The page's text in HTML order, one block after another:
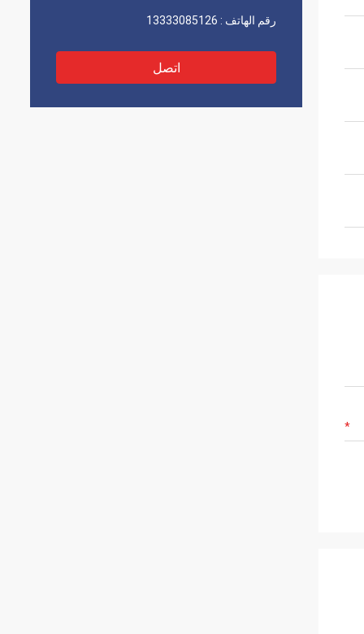
رقم الهاتف : 13333085126
اتصل